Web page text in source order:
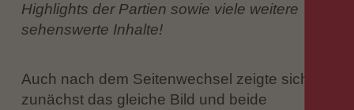
Highlights der Partien sowie viele weitere
sehenswerte Inhalte!
Auch nach dem Seitenwechsel zeigte sich
zunächst das gleiche Bild und beide